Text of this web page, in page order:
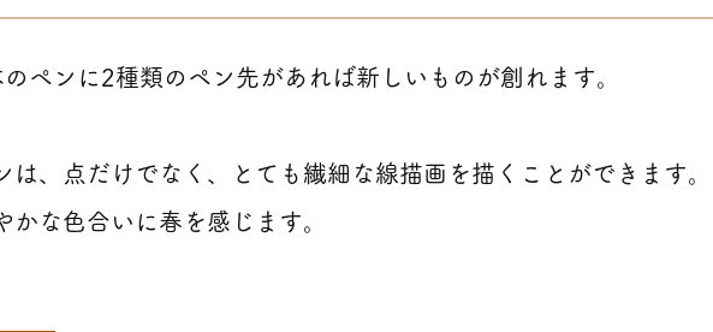
ペンに2種類のペン先があれば新しいものが創れます。
は、点だけでなく、とても繊細な線描画を描くことができます。
かな色合いに春を感じます。